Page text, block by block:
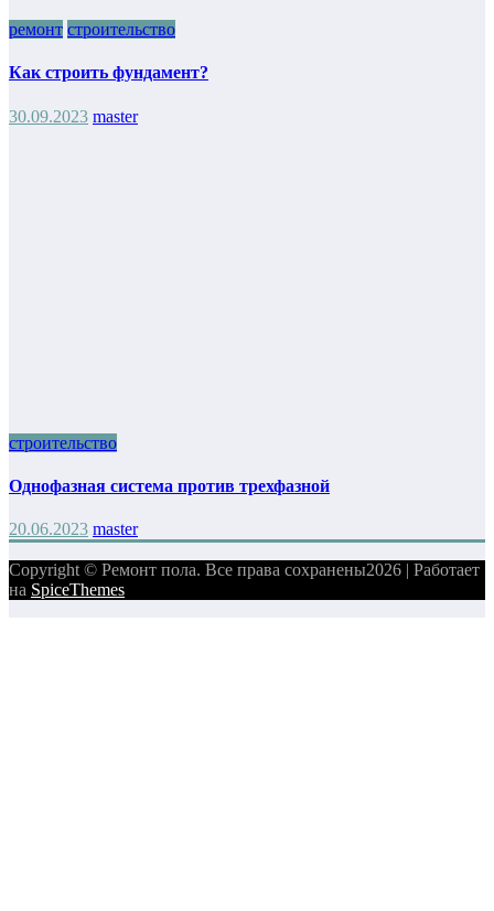
ремонт строительство
Как строить фундамент?
30.09.2023 master
строительство
Однофазная система против трехфазной
20.06.2023 master
Copyright © Ремонт пола. Все права сохранены2026 | Работает
на SpiceThemes